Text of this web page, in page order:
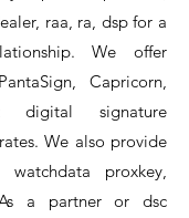
raa, ra, dsp for a
We offer
Capricorn,
digital signature
We also provide
proxkey,
a partner or dsc